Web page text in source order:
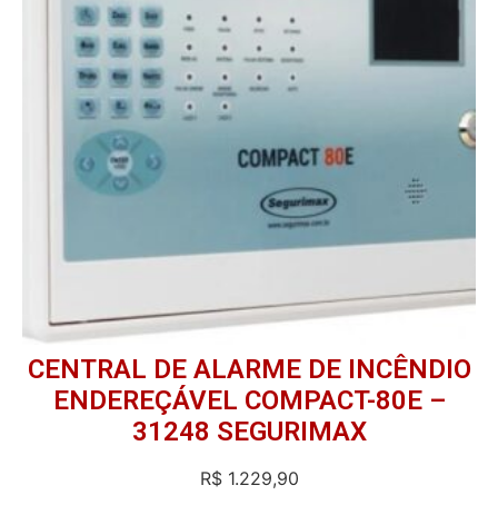
CENTRAL DE ALARME DE INCÊNDIO
ENDEREÇÁVEL COMPACT-80E –
31248 SEGURIMAX
R$1.229,90